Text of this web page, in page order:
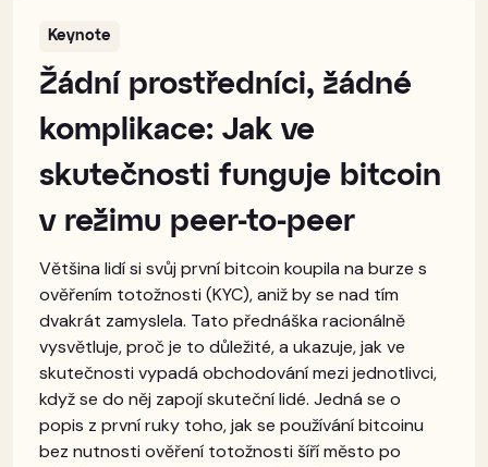
Keynote
Žádní prostředníci, žádné
komplikace: Jak ve
skutečnosti funguje bitcoin
v režimu peer-to-peer
Většina lidí si svůj první bitcoin koupila na burze s
ověřením totožnosti (KYC), aniž by se nad tím
dvakrát zamyslela. Tato přednáška racionálně
vysvětluje, proč je to důležité, a ukazuje, jak ve
skutečnosti vypadá obchodování mezi jednotlivci,
když se do něj zapojí skuteční lidé. Jedná se o
popis z první ruky toho, jak se používání bitcoinu
bez nutnosti ověření totožnosti šíří město po